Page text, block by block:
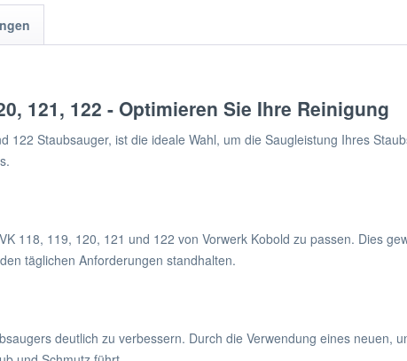
121, 122 - Optimieren Sie Ihre Reinigung
122 Staubsauger, ist die ideale Wahl, um die Saugleistung Ihres
118, 119, 120, 121 und 122 von Vorwerk Kobold zu passen. Dies
täglichen Anforderungen standhalten.
deutlich zu verbessern. Durch die Verwendung eines neuen,